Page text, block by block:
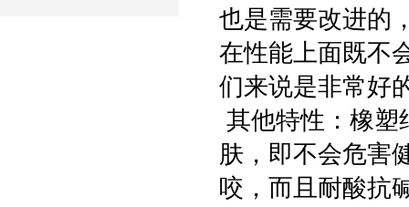
也是需要改进的
在性能上面既不
们来说是非常好
其他特性：橡塑
肤，即不会危害
咬，而且耐酸抗